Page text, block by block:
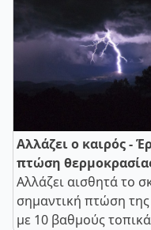
Αλλάζει ο καιρός -
πτώση
Αλλάζει αισθητά το
σημαντική πτώση
με 10 βαθμούς